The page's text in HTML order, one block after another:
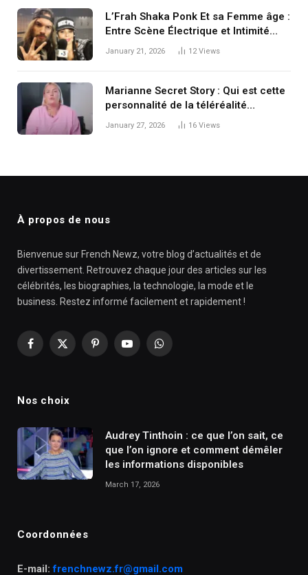
L’Frah Shaka Ponk Et sa Femme âge :
Entre Scène Électrique et Intimité
Protectrice
January 21, 2026 12Views
Marianne Secret Story : Qui est cette
personnalité de la téléréalité
française
January 27, 2026 16 Views
À propos de nous
Bienvenue sur French Newz, votre blog d’actualités et de
divertissement. Retrouvez chaque jour des articles sur les
célébrités, les biographies, la technologie, la mode et le
business. Restez informé facilement et rapidement !
Facebook
X
PinterestYouTubeWhatsApp
Nos choix
Audrey Tinthoin : ce que l’on sait, ce
que l’on ignore et comment démêler
les informations disponibles
March 17, 2026
Coordonnées
E-mail:frenchnewz.fr@gmail.com